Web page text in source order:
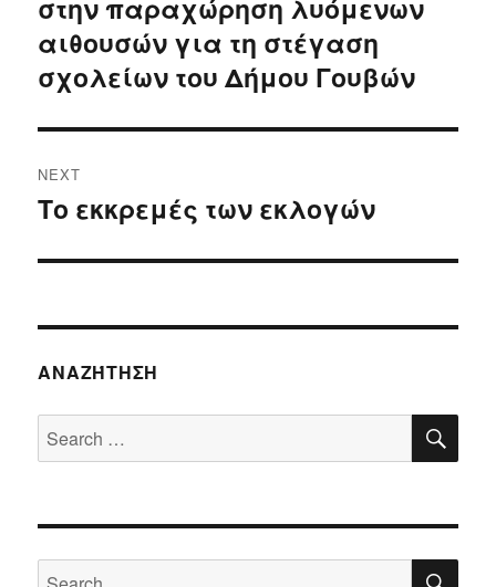
στην παραχώρηση λυόμενων
αιθουσών για τη στέγαση
σχολείων του Δήμου Γουβών
NEXT
Next
Το εκκρεμές των εκλογών
ΑΝΑΖΉΤΗΣΗ
Search
for:
Search